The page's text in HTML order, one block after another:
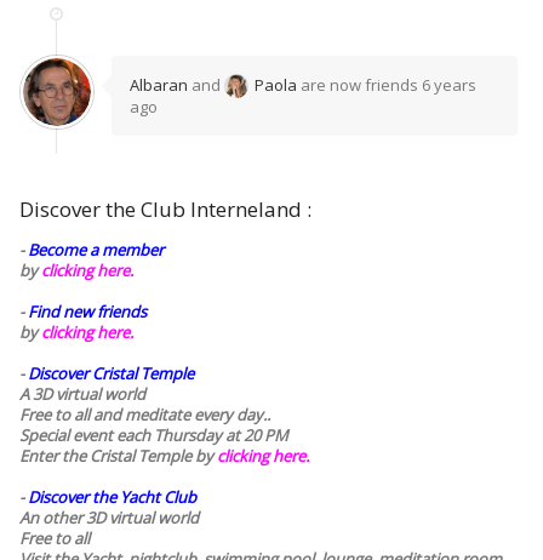
Albaran and Paola are now friends 6 years
ago
Discover the Club Interneland :
-Become a member
byclicking here.
-Find new friends
byclicking here.
-Discover Cristal Temple
A 3D virtual world
Free to all and meditate every day..
Special event each Thursday at 20 PM
Enter the Cristal Temple byclicking here.
-Discover the Yacht Club
An other 3D virtual world
Free to all